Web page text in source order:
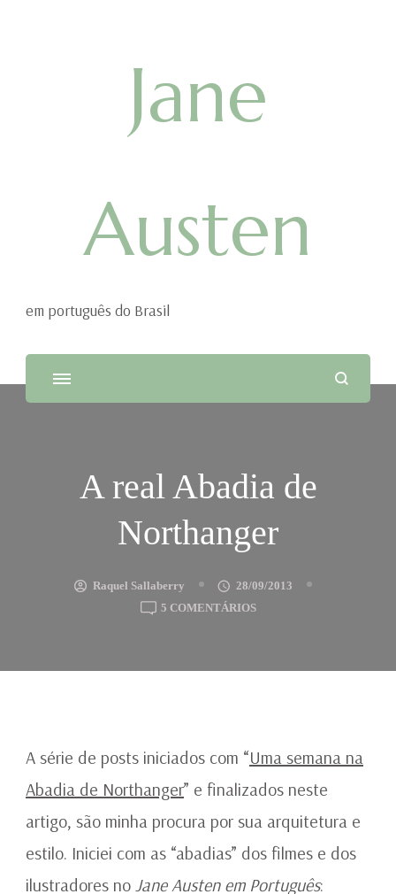
Jane
Austen
em português do Brasil
A real Abadia de
Northanger
Raquel Sallaberry
28/09/2013
5 COMENTÁRIOSEM
ABADIA
A série de posts iniciados com “Uma semana na
Abadia de Northanger” e finalizados neste
artigo, são minha procura por sua arquitetura e
estilo. Iniciei com as “abadias” dos filmes e dos
ilustradores no Jane Austen em Português: